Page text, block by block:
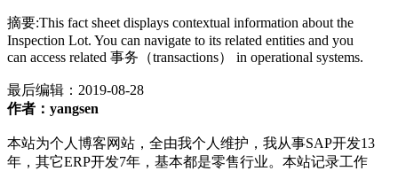
摘要:This fact sheet displays contextual information about the
Inspection Lot. You can navigate to its related entities and you
can access related 事务（transactions） in operational systems.
最后编辑： 2019-08-28
作者：yangsen
本站为个人博客网站，全由我个人维护，我从事SAP开发13
年，其它ERP开发7年，基本都是零售行业。本站记录工作